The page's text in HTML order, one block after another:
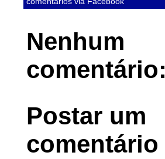
Nenhum
comentário:
Postar um
comentário